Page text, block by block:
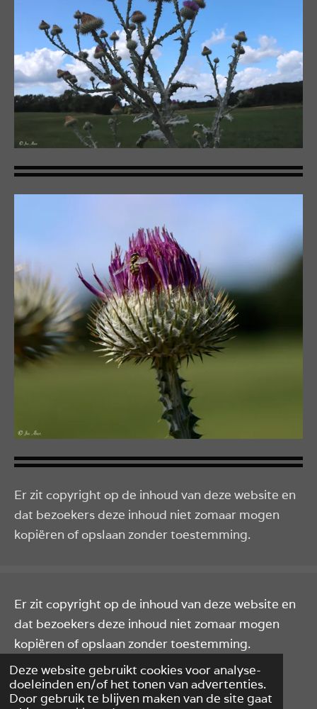
Deze website gebruikt cookies voor analyse-
doeleinden en/of het tonen van advertenties.
Door gebruik te blijven maken van de site gaat
Er zit copyright op de inhoud van deze website en
dat bezoekers deze inhoud niet zomaar mogen
kopiëren of opslaan zonder toestemming.
Er zit copyright op de inhoud van deze website en
dat bezoekers deze inhoud niet zomaar mogen
kopiëren of opslaan zonder toestemming.
© 2019 - 2026 Jos Aben Hobby - fotograaf
Powered by JouwWeb